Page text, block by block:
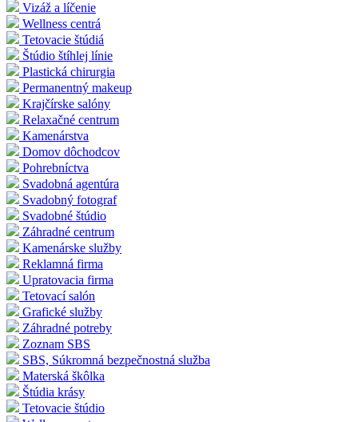
Vizáž a líčenie
Wellness centrá
Tetovacie štúdiá
Štúdio štíhlej línie
Plastická chirurgia
Permanentný makeup
Krajčírske salóny
Relaxačné centrum
Kamenárstva
Domov dôchodcov
Pohrebníctva
Svadobná agentúra
Svadobný fotograf
Svadobné štúdio
Záhradné centrum
Kamenárske služby
Reklamná firma
Upratovacia firma
Tetovací salón
Grafické služby
Záhradné potreby
Zoznam SBS
SBS, Súkromná bezpečnostná služba
Materská škôlka
Štúdia krásy
Tetovacie štúdio